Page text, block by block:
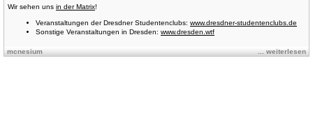
Wir sehen uns in der Matrix!
Veranstaltungen der Dresdner Studentenclubs: www.dresdner-studentenclubs.de
Sonstige Veranstaltungen in Dresden: www.dresden.wtf
mcnesium ... weiterlesen